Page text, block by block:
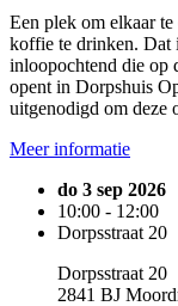
Een plek om elkaar
koffie te drinken. Dat
inloopochtend die op
opent in Dorpshuis
uitgenodigd om deze
Meer informatie
do 3 sep 2026
10:00 - 12:00
Dorpsstraat 20
Dorpsstraat 20
2841 BJ